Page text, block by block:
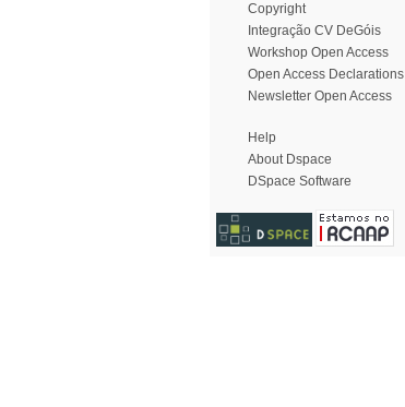
Copyright
Integração CV DeGóis
Workshop Open Access
Open Access Declarations
Newsletter Open Access
Help
About Dspace
DSpace Software